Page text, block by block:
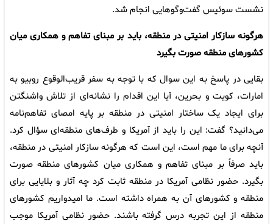
نشست سوئیس گفت‌وگوهایی انجام شد.
هرگونه سازکار امنیتی در منطقه، باید بر مبنای تفاهم و همکاری میان
کشورهای منطقه صورت بگیرد
بقایی در پاسخ به این سوال که با توجه به سفر قریب‌الوقوع روبیو به
امارات، کویت و بحرین، آیا این اقدام را نشانه‌ای از تلاش واشنگتن
برای ایجاد یک ساختار امنیتی در منطقه بر پایه امصای تفاهم‌نامه
می‌دانید؟ گفت: این را باید از آمریکا و طرف‌های منطقه‌ای سؤال کرد.
آنچه برای ما مهم است، این است که هرگونه سازکار امنیتی در منطقه،
باید صرفاً بر مبنای تفاهم و همکاری میان کشورهای منطقه صورت
بگیرد. حضور نظامی آمریکا در منطقه ثابت کرد چه آثار و بلایایی برای
منطقه و کشورهای آن به همراه داشته است. ما امیدواریم کشورهای
منطقه از این تجربه درس گرفته باشند. حضور نظامی آمریکا موجب